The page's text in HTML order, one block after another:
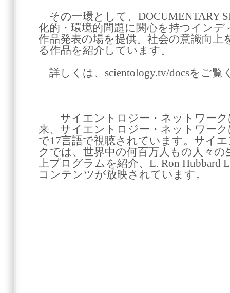
その一環として、DOCUMENTARY
化的・環境的問題に関心を持つイン
作品発表の場を提供。社会の意識向上
る作品を紹介しています。
詳しくは、scientology.tv/docsをご覧
サイエントロジー・ネットワーク
来、サイエントロジー・ネットワー
で17言語で視聴されています。サイ
クでは、世界中の何百万人もの人々
上プログラムを紹介、L. Ron Hubbard
コンテンツが放映されています。